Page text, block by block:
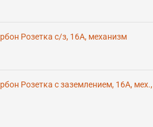
Розетка с/з, 16А, механизм
Розетка с заземлением, 16А, мех.,